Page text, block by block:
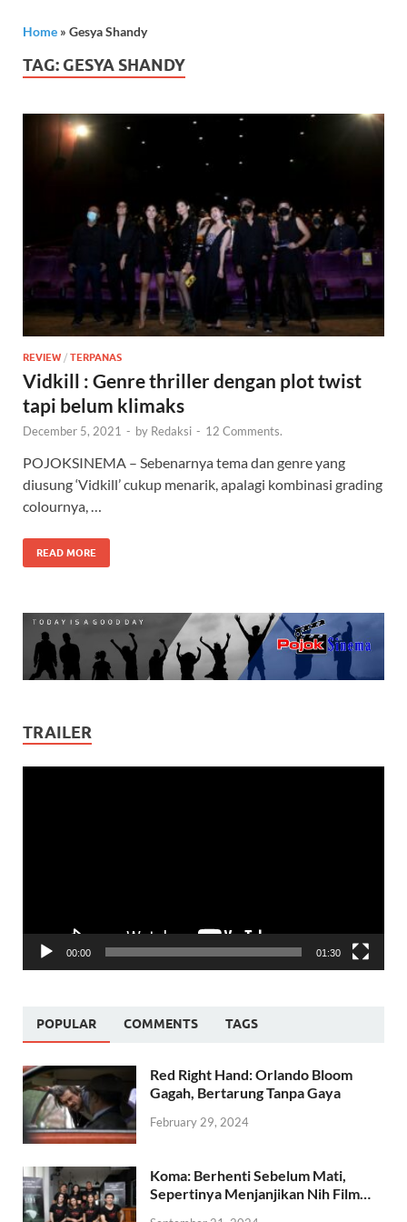
Home » Gesya Shandy
TAG: GESYA SHANDY
REVIEW / TERPANAS
Vidkill : Genre thriller dengan plot twist
tapi belum klimaks
December 5, 2021 - by Redaksi - 12 Comments.
POJOKSINEMA – Sebenarnya tema dan genre yang
diusung ‘Vidkill’ cukup menarik, apalagi kombinasi grading
colournya, …
READ MORE
TRAILER
00:00 01:30
POPULAR COMMENTS TAGS
Red Right Hand: Orlando Bloom
Gagah, Bertarung Tanpa Gaya
February 29, 2024
Koma: Berhenti Sebelum Mati,
Sepertinya Menjanjikan Nih Film…